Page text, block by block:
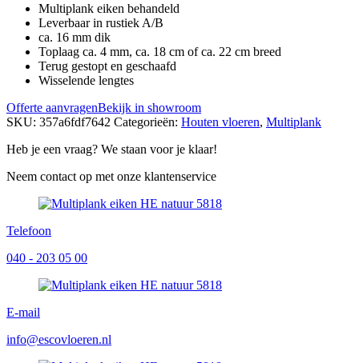
Multiplank eiken behandeld
Leverbaar in rustiek A/B
ca. 16 mm dik
Toplaag ca. 4 mm, ca. 18 cm of ca. 22 cm breed
Terug gestopt en geschaafd
Wisselende lengtes
Offerte aanvragenBekijk in showroom
SKU: 357a6fdf7642 Categorieën: Houten vloeren, Multiplank
Heb je een vraag? We staan voor je klaar!
Neem contact op met onze klantenservice
Telefoon
040 - 203 05 00
E-mail
info@escovloeren.nl